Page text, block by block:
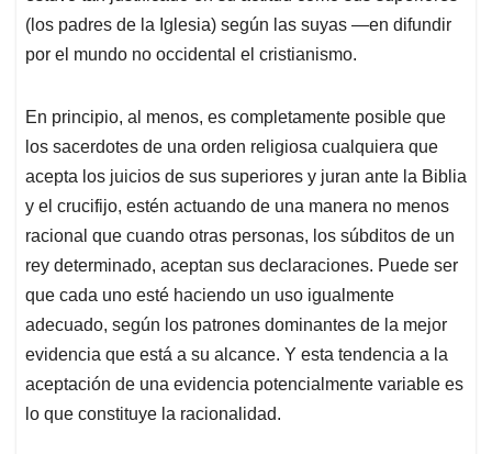
(los padres de la Iglesia) según las suyas —en difundir
por el mundo no occidental el cristianismo.
En principio, al menos, es completamente posible que
los sacerdotes de una orden religiosa cualquiera que
acepta los juicios de sus superiores y juran ante la Biblia
y el crucifijo, estén actuando de una manera no menos
racional que cuando otras personas, los súbditos de un
rey determinado, aceptan sus declaraciones. Puede ser
que cada uno esté haciendo un uso igualmente
adecuado, según los patrones dominantes de la mejor
evidencia que está a su alcance. Y esta tendencia a la
aceptación de una evidencia potencialmente variable es
lo que constituye la racio­nalidad.